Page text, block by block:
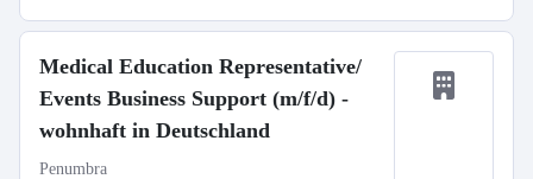
Medical Education Representative/
Events Business Support (m/f/d) -
wohnhaft in Deutschland
Penumbra